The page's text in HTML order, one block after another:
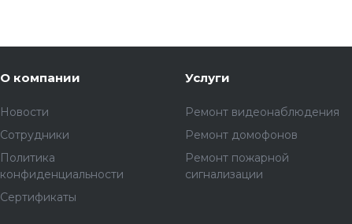
О компании
Новости
Сотрудники
Политика
конфиденциальности
Сертификаты
Услуги
Ремонт видеонаблюдения
Ремонт домофонов
Ремонт пожарной
сигнализации